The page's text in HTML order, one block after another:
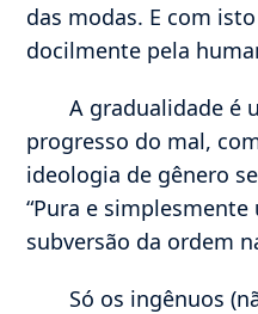
das modas. E com
docilmente pela
A gradualidade é
progresso do mal,
ideologia de gênero
“Pura e
subversão da ordem
Só os ingênuos